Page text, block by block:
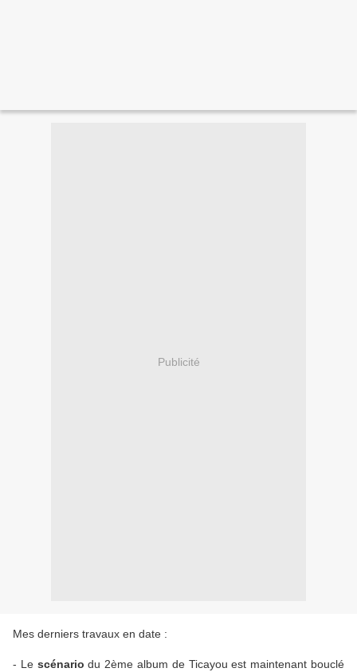
Publicité
Mes derniers travaux en date :
- Le scénariodu 2ème album de Ticayou est maintenant bouclé